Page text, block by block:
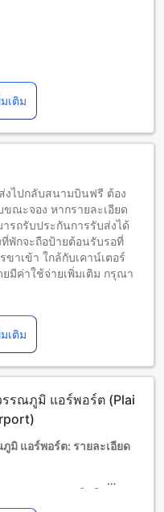
เติม
งไปกลับสนามบินฟรี ต้อง
ขณะจอง หากรายละเอียด
รถรับประกันการรับส่งได้
พักจะถือป้ายต้อนรับรอที่
าเข้า ใกล้กับเคาน์เตอร์
มีค่าใช้จ่ายเพิ่มเติม กรุณา
กต้องการใช้เตียงเด็ก อาจ
ยู่กับความพร้อมของที่พัก
ที่เลือก กรุณาตรวจสอบ
5 ห้องขึ้นไป อาจมีการใช้
เติม
รรณภูมิ แอร์พอร์ต (Plai
มิ แอร์พอร์ต: รายละเอียด